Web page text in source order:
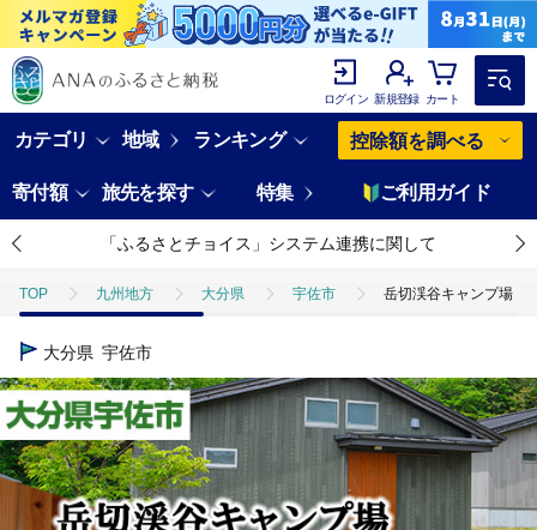
ログイン 新規登録 カート
カテゴリ 地域 ランキング 控除額を調べる
寄付額 旅先を探す 特集 ご利用ガイド
「ふるさとチョイス」システム連携に関して
TOP 九州地方 大分県 宇佐市 岳切渓谷キャンプ場
大分県 宇佐市